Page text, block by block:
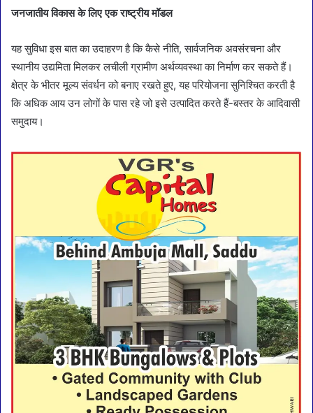
जनजातीय विकास के लिए एक राष्ट्रीय मॉडल
यह सुविधा इस बात का उदाहरण है कि कैसे नीति, सार्वजनिक अवसंरचना और
स्थानीय उद्यमिता मिलकर लचीली ग्रामीण अर्थव्यवस्था का निर्माण कर सकते हैं।
क्षेत्र के भीतर मूल्य संवर्धन को बनाए रखते हुए, यह परियोजना सुनिश्चित करती है
कि अधिक आय उन लोगों के पास रहे जो इसे उत्पादित करते हैं-बस्तर के आदिवासी
समुदाय।